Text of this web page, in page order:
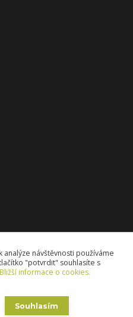
návštěvnosti používáme
"potvrdit" souhlasíte s
Bližší informace o cookies.
Souhlasím